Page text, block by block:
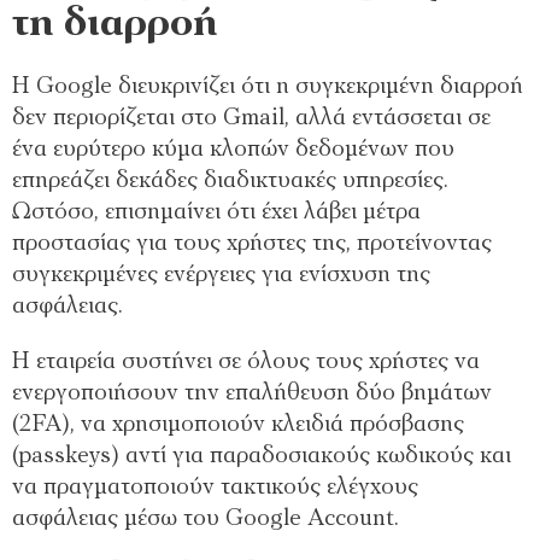
τη διαρροή
Η Google διευκρινίζει ότι η συγκεκριμένη διαρροή
δεν περιορίζεται στο Gmail, αλλά εντάσσεται σε
ένα ευρύτερο κύμα κλοπών δεδομένων που
επηρεάζει δεκάδες διαδικτυακές υπηρεσίες.
Ωστόσο, επισημαίνει ότι έχει λάβει μέτρα
προστασίας για τους χρήστες της, προτείνοντας
συγκεκριμένες ενέργειες για ενίσχυση της
ασφάλειας.
Η εταιρεία συστήνει σε όλους τους χρήστες να
ενεργοποιήσουν την επαλήθευση δύο βημάτων
(2FA), να χρησιμοποιούν κλειδιά πρόσβασης
(passkeys) αντί για παραδοσιακούς κωδικούς και
να πραγματοποιούν τακτικούς ελέγχους
ασφάλειας μέσω του Google Account.